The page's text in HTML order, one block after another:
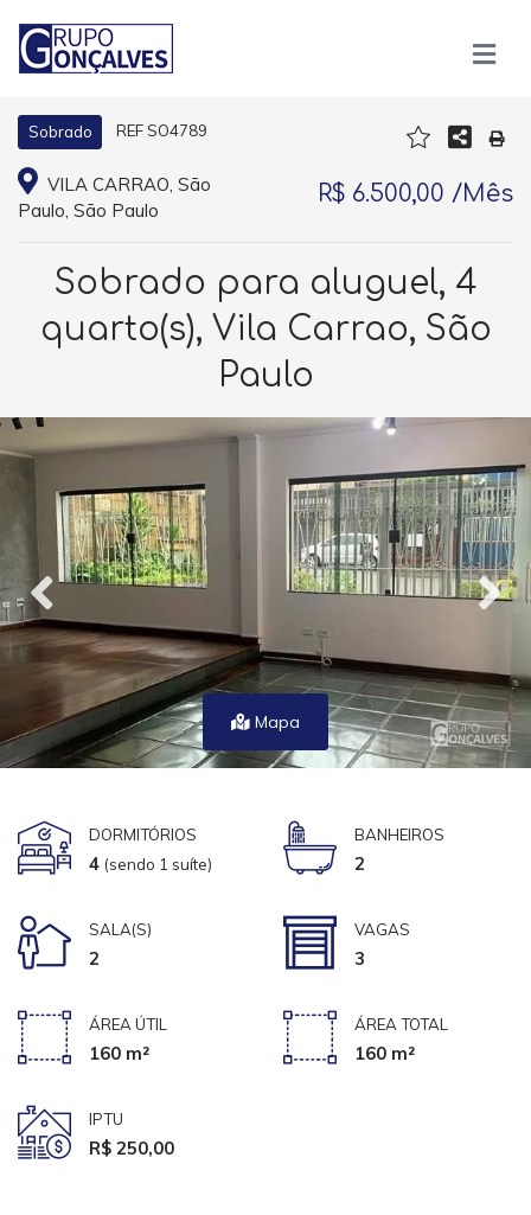
Sobrado REF SO4789
VILA CARRAO, São
Paulo, São Paulo
R$ 6.500,00 /Mês
Sobrado para aluguel, 4
quarto(s), Vila Carrao, São
Paulo
Mapa
DORMITÓRIOS
4 (sendo 1 suíte)
BANHEIROS
2
SALA(S)
2
VAGAS
3
ÁREA ÚTIL
160 m²
ÁREA TOTAL
160 m²
IPTU
R$ 250,00